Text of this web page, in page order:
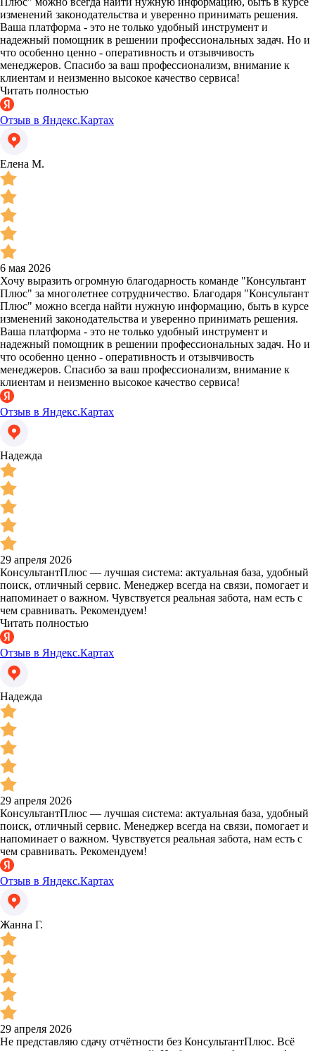
изменений законодательства и уверенно принимать решения.
Ваша платформа - это не только удобный инструмент и
надежный помощник в решении профессиональных задач. Но и
что особенно ценно - оперативность и отзывчивость
менеджеров. Спасибо за ваш профессионализм, внимание к
клиентам и неизменно высокое качество сервиса!
Читать полностью
Отзыв в Яндекс.Картах
Елена М.
6 мая 2026
Хочу выразить огромную благодарность команде "Консультант
Плюс" за многолетнее сотрудничество. Благодаря "Консультант
Плюс" можно всегда найти нужную информацию, быть в курсе
изменений законодательства и уверенно принимать решения.
Ваша платформа - это не только удобный инструмент и
надежный помощник в решении профессиональных задач. Но и
что особенно ценно - оперативность и отзывчивость
менеджеров. Спасибо за ваш профессионализм, внимание к
клиентам и неизменно высокое качество сервиса!
Отзыв в Яндекс.Картах
Надежда
29 апреля 2026
КонсультантПлюс — лучшая система: актуальная база, удобный
поиск, отличный сервис. Менеджер всегда на связи, помогает и
напоминает о важном. Чувствуется реальная забота, нам есть с
чем сравнивать. Рекомендуем!
Читать полностью
Отзыв в Яндекс.Картах
Надежда
29 апреля 2026
КонсультантПлюс — лучшая система: актуальная база, удобный
поиск, отличный сервис. Менеджер всегда на связи, помогает и
напоминает о важном. Чувствуется реальная забота, нам есть с
чем сравнивать. Рекомендуем!
Отзыв в Яндекс.Картах
Жанна Г.
29 апреля 2026
Не представляю сдачу отчётности без КонсультантПлюс. Всё